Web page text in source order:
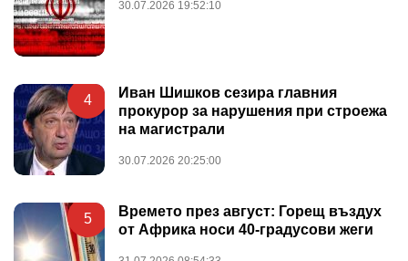
30.07.2026 19:52:10
4
Иван Шишков сезира главния
прокурор за нарушения при строежа
на магистрали
30.07.2026 20:25:00
5
Времето през август: Горещ въздух
от Африка носи 40-градусови жеги